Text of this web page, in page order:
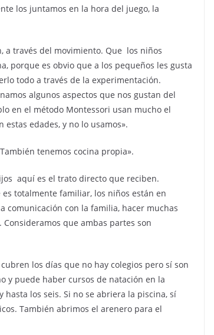
los juntamos en la hora del juego, la
a través del movimiento. Que los niños
porque es obvio que a los pequeños les gusta
todo a través de la experimentación.
algunos aspectos que nos gustan del
en el método Montessori usan mucho el
edades, y no lo usamos».
tenemos cocina propia».
aquí es el trato directo que reciben.
totalmente familiar, los niños están en
con la familia, hacer muchas
que ambas partes son
los días que no hay colegios pero sí son
y puede haber cursos de natación en la
los seis. Si no se abriera la piscina, sí
También abrimos el arenero para el